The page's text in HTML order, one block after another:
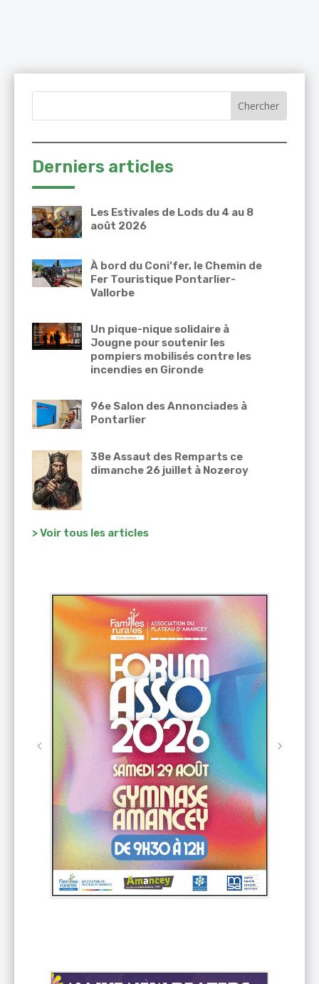
Derniers articles
Les Estivales de Lods du 4 au 8
août 2026
À bord du Coni’fer, le Chemin de
Fer Touristique Pontarlier-
Vallorbe
Un pique-nique solidaire à
Jougne pour soutenir les
pompiers mobilisés contre les
incendies en Gironde
96e Salon des Annonciades à
Pontarlier
38e Assaut des Remparts ce
dimanche 26 juillet à Nozeroy
> Voir tous les articles